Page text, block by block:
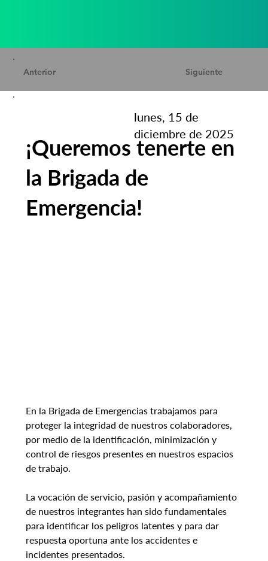
Siguiente
Anterior
lunes, 15 de
diciembre de 2025
¡Queremos tenerte en
la Brigada de
Emergencia!
En la Brigada de Emergencias trabajamos para
proteger la integridad de nuestros colaboradores,
por medio de la identificación, minimización y
control de riesgos presentes en nuestros espacios
de trabajo.
La vocación de servicio, pasión y acompañamiento
de nuestros integrantes han sido fundamentales
para identificar los peligros latentes y para dar
respuesta oportuna ante los accidentes e
incidentes presentados.